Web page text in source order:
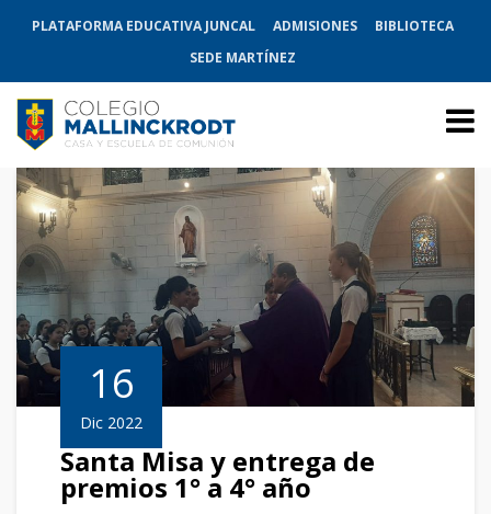
PLATAFORMA EDUCATIVA JUNCAL ADMISIONES
BIBLIOTECA
SEDE MARTÍNEZ
16
Dic 2022
Santa Misa y entrega de
premios 1° a 4° año